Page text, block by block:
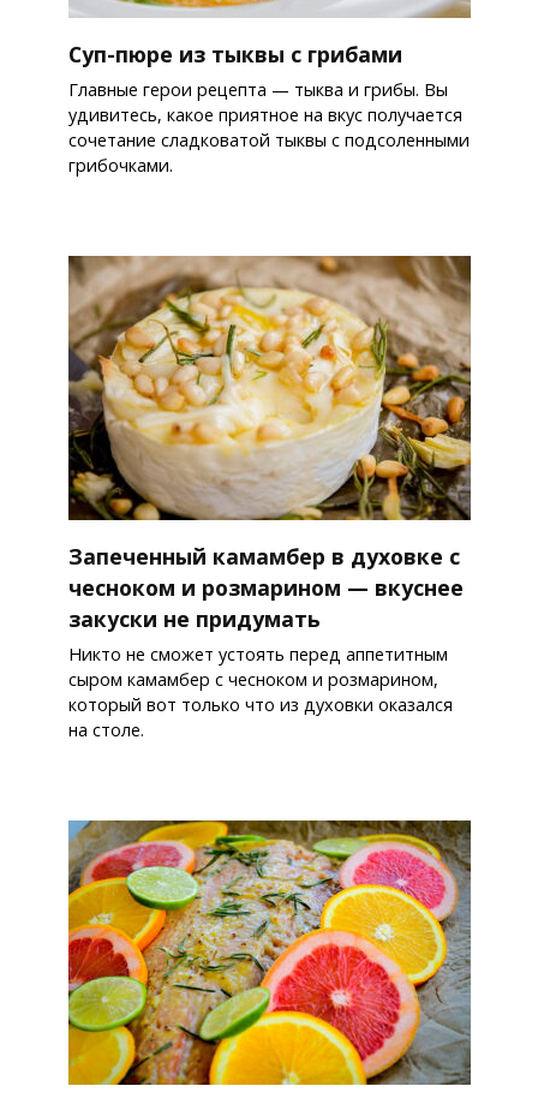
Суп-пюре из тыквы с грибами
Главные герои рецепта — тыква и грибы. Вы
удивитесь, какое приятное на вкус получается
сочетание сладковатой тыквы с подсоленными
грибочками.
Запеченный камамбер в духовке с
чесноком и розмарином — вкуснее
закуски не придумать
Никто не сможет устоять перед аппетитным
сыром камамбер с чесноком и розмарином,
который вот только что из духовки оказался
на столе.